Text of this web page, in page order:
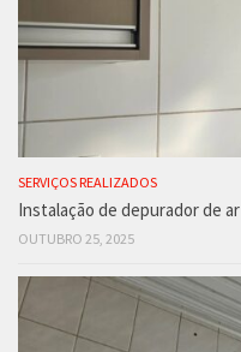
SERVIÇOS REALIZADOS
Instalação de depurador de ar
OUTUBRO 25, 2025